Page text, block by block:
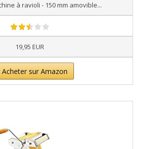
à ravioli - 150 mm amovible...
19,95 EUR
Acheter sur Amazon